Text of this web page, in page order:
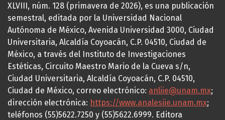
XLVIII, núm. 128 (primavera de 2026), es una publicación
semestral, editada por la Universidad Nacional
Autónoma de México, Avenida Universidad 3000, Ciudad
Universitaria, Alcaldía Coyoacán, C.P. 04510, Ciudad de
México, a través del Instituto de Investigaciones
Estéticas, Circuito Maestro Mario de la Cueva s/n,
Ciudad Universitaria, Alcaldía Coyoacán, C.P. 04510,
Ciudad de México, correo electrónico: anliie@unam.mx;
dirección electrónica: https://www.analesiie.unam.mx;
teléfonos (55)5622.7250 y (55)5622.6999. Editora